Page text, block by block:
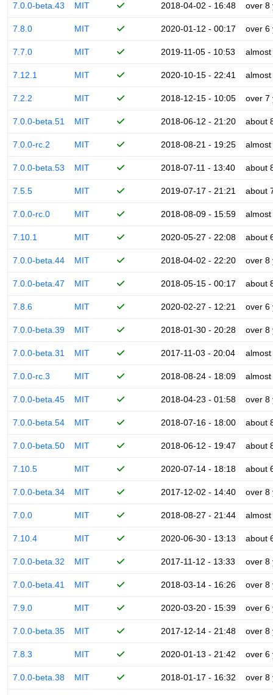
7.0.0-beta.43 MIT 2018-04-02 - 16:48 over 8
7.8.0 MIT 2020-01-12 - 00:17 over 6
7.7.0 MIT 2019-11-05 - 10:53
7.12.1 MIT 2020-10-15 - 22:41
7.2.2 MIT 2018-12-15 - 10:05 over 7
7.0.0-beta.51 MIT 2018-06-12 - 21:20 about
7.0.0-rc.2 MIT 2018-08-21 - 19:25
7.0.0-beta.53 MIT 2018-07-11 - 13:40 about
7.5.5 MIT 2019-07-17 - 21:21 about
7.0.0-rc.0 MIT 2018-08-09 - 15:59
7.10.1 MIT 2020-05-27 - 22:08 about
7.0.0-beta.44 MIT 2018-04-02 - 22:20 over 8
7.0.0-beta.47 MIT 2018-05-15 - 00:17 about
7.8.6 MIT 2020-02-27 - 12:21 over 6
7.0.0-beta.39 MIT 2018-01-30 - 20:28 over 8
7.0.0-beta.31 MIT 2017-11-03 - 20:04
7.0.0-rc.3 MIT 2018-08-24 - 18:09
7.0.0-beta.45 MIT 2018-04-23 - 01:58 over 8
7.0.0-beta.54 MIT 2018-07-16 - 18:00 about
7.0.0-beta.50 MIT 2018-06-12 - 19:47 about
7.10.5 MIT 2020-07-14 - 18:18 about
7.0.0-beta.34 MIT 2017-12-02 - 14:40 over 8
7.0.0 MIT 2018-08-27 - 21:44
7.10.4 MIT 2020-06-30 - 13:13 about
7.0.0-beta.32 MIT 2017-11-12 - 13:33 over 8
7.0.0-beta.41 MIT 2018-03-14 - 16:26 over 8
7.9.0 MIT 2020-03-20 - 15:39 over 6
7.0.0-beta.35 MIT 2017-12-14 - 21:48 over 8
7.8.3 MIT 2020-01-13 - 21:42 over 6
7.0.0-beta.38 MIT 2018-01-17 - 16:32 over 8